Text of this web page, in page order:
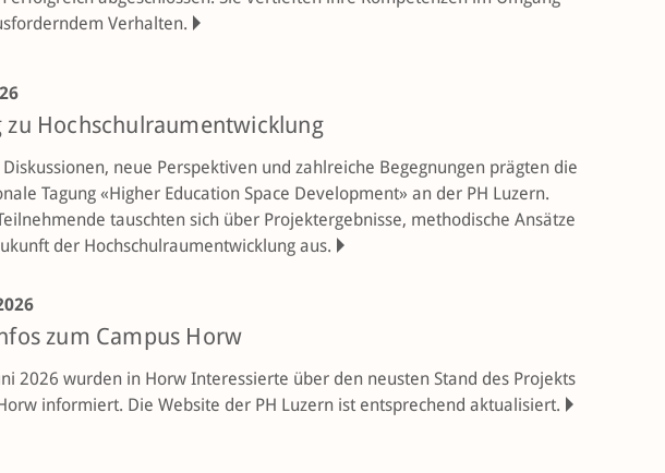
Verhalten.
zu Hochschulraumentwicklung
neue Perspektiven und zahlreiche Begegnungen prägten die
Tagung «Higher Education Space Development» an der PH Luzern.
tauschten sich über Projekt­ergebnisse, methodische Ansätze
der Hochschulraumentwicklung aus.
zum Campus Horw
2026 wurden in Horw Interessierte über den neusten Stand des Projekts
informiert. Die Website der PH Luzern ist entsprechend aktualisiert.